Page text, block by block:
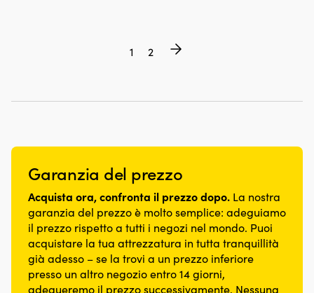
1 2
Garanzia del prezzo
Acquista ora, confronta il prezzo dopo. La nostra
garanzia del prezzo è molto semplice: adeguiamo
il prezzo rispetto a tutti i negozi nel mondo. Puoi
acquistare la tua attrezzatura in tutta tranquillità
già adesso – se la trovi a un prezzo inferiore
presso un altro negozio entro 14 giorni,
adegueremo il prezzo successivamente. Nessuna